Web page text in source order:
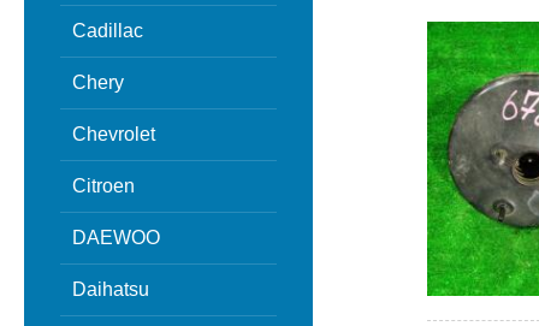
Cadillac
Chery
Chevrolet
Citroen
DAEWOO
Daihatsu